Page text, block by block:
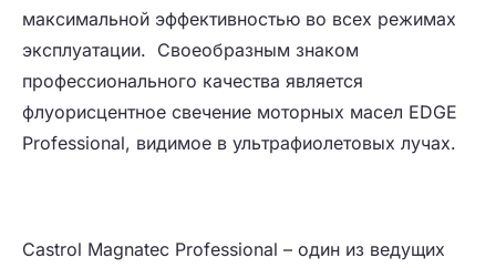
максимальной эффективностью во всех режимах
эксплуатации. Своеобразным знаком
профессионального качества является
флуорисцентное свечение моторных масел EDGE
Professional, видимое в ультрафиолетовых лучах.
Castrol Magnatec Professional – один из ведущих